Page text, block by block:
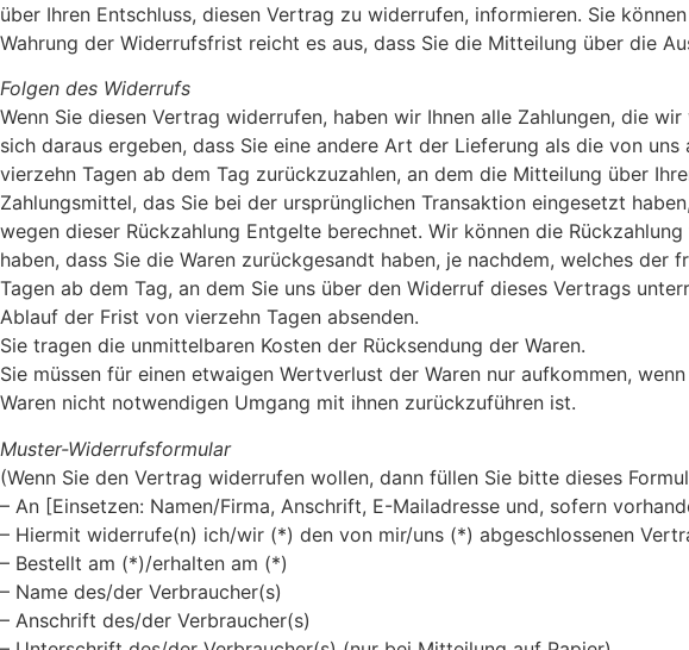
über Ihren Entschluss, diesen Vertrag zu widerrufen, informieren. Sie
Wahrung der Widerrufsfrist reicht es aus, dass Sie die Mitteilung über die
Folgen des Widerrufs
Wenn Sie diesen Vertrag widerrufen, haben wir Ihnen alle Zahlungen, die
sich daraus ergeben, dass Sie eine andere Art der Lieferung als die von
vierzehn Tagen ab dem Tag zurückzuzahlen, an dem die Mitteilung über
Zahlungsmittel, das Sie bei der ursprünglichen Transaktion eingesetzt
wegen dieser Rückzahlung Entgelte berechnet. Wir können die
haben, dass Sie die Waren zurückgesandt haben, je nachdem, welches
Tagen ab dem Tag, an dem Sie uns über den Widerruf dieses Vertrags
Ablauf der Frist von vierzehn Tagen absenden.
Sie tragen die unmittelbaren Kosten der Rücksendung der Waren.
Sie müssen für einen etwaigen Wertverlust der Waren nur aufkommen,
Waren nicht notwendigen Umgang mit ihnen zurückzuführen ist.
Muster-Widerrufsformular
(Wenn Sie den Vertrag widerrufen wollen, dann füllen Sie bitte dieses
– An [Einsetzen: Namen/Firma, Anschrift, E-Mailadresse und, sofern
– Hiermit widerrufe(n) ich/wir (*) den von mir/uns (*) abgeschlossenen
– Bestellt am (*)/erhalten am (*)
– Name des/der Verbraucher(s)
– Anschrift des/der Verbraucher(s)